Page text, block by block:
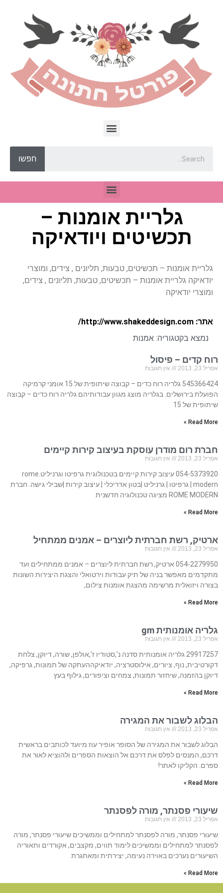
חפשו
גלריית אומנות –
תכשיטים ויודאיקה
גלריית אומנות – תכשיטים, טבעות, תליונים , צידים, ומוצרי
יודאיקה גלריית אומנות – תכשיטים, טבעות, תליונים , צידים,
ומוצרי יודאיקה
אתר: http://www.shakeddesign.com/
נמצא בקטגוריה: אמנות
רוח קדים – פיסול
אפריל 23, 2013 אין תגובות
545366424 גלריה רוח כדים – קבוצה שיתופית של 15 אומני קרמיקה
הפועלת בירושלים. בגלריה מוצג מגוון עבודותיהם גלריה רוח כדים – קבוצה
שיתופית של 15
Read More »
חברת רום מודרן עוסקת בעיצוב קירות קיימים
אפריל 23, 2013 אין תגובות
054-5373920 עיצוב קירות קיימים בטכנולוגית גרפיטו וגרניליט.rome
modern | גרפיטו | גרניליט |בטון אדריכלי | עיצוב קירות |שבילי גישה. חברת
ROME MODERN מציגה טכנולוגיה חדשנית
Read More »
ארטיק, רשת חברתית ליוצרים – אמנים ממתחיל
אפריל 23, 2013 אין תגובות
054-2279950 ארטיק, רשת חברתית ליוצרים – אמנים ממתחילים ועד
מתקדמים מאפשר בניה של תיק עבודות וירטואלי והצגת היצירות השונות
בצורה ויזואלית מרשימה מהצגת אומנות צילום,
Read More »
גלריה אומנותית gm
אפריל 23, 2013 אין תגובות
29917257 גלריה אומנותית סדנה נ’,סטודיו ז’,אולפן, שורה, דיוקן, צלחת
דקורטיבית, נוף, ציורים, אילוסטרציה, יודאיקההעתקה של תמונות, גרפיקה,
דיוקן בהזמנה, שיחזור תמונות, צמחים וציפורים, גילוף בעץ
Read More »
הבלוג לשבור את המגירה
אפריל 23, 2013 אין תגובות
הבלוג לשבור את המגירה של הסופר אופיר עוז מיועד לכותבים בראשית
דרכם, המנסים לפלס את דרכם אל הוצאות הספרים ולהוציא לאור את
ספרם. הקליקו לאתר!
Read More »
שיעורי פסנתר, מורה לפסנתר
אפריל 23, 2013 אין תגובות
שיעורי פסנתר, מורה לפסנתר למתחילים וממשיכים שיעורי פסנתר, מורה
לפסנתר למתחילים וממשיכים לימוד תווים, מקצבים, אקורדים ותאוריה
השיעורים נערכים באוירה נעימה, יצירתית ומאתגרת
Read More »